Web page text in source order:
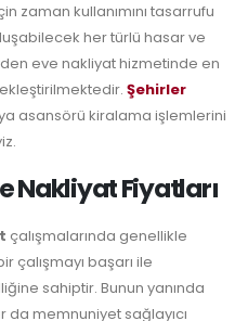
zaman kullanımını tasarrufu
her türlü hasar ve
eve nakliyat hizmetinde en
Şehirler
asansörü kiralama işlemlerini
Nakliyat Fiyatları
çalışmalarında genellikle
çalışmayı başarı ile
sahiptir. Bunun yanında
memnuniyet sağlayıcı